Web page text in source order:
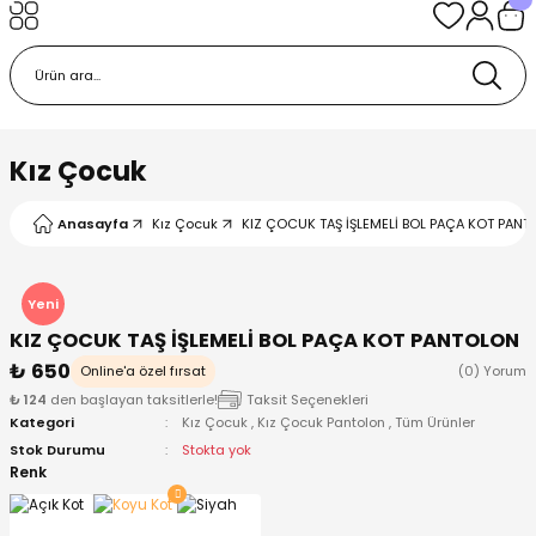
Kız Çocuk
Anasayfa Kız Çocuk KIZ ÇOCUK TAŞ İŞLEMELİ BOL PAÇA KOT
Yeni
KIZ ÇOCUK TAŞ İŞLEMELİ BOL PAÇA KOT PANTOLON
₺ 650
Online'a özel fırsat
(0) Yorum
₺ 124 den başlayan taksitlerle!
Taksit Seçenekleri
Kategori
Kız Çocuk , Kız Çocuk Pantolon ,Tüm Ürünler
Stok Durumu
Stokta yok
Renk
Giyim
Bere ve Eldiven
Body
Bere ve Eldiven
Body
ve Patik
Çıkışı ve Zıbın Seti
Ürünleri